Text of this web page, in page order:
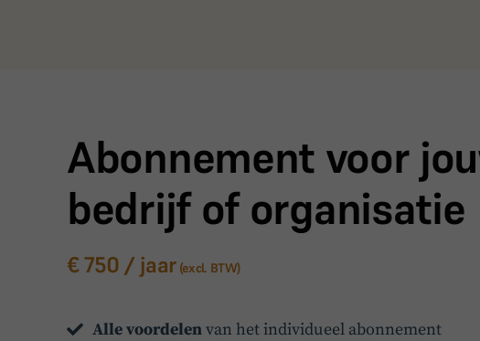
Abonnement voor
bedrijf of organisatie
€ 750 / jaar(excl. BTW)
Alle voordelenvan het individueel abonnement